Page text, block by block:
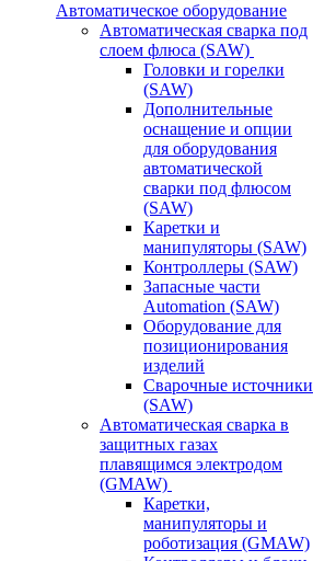
Автоматическое оборудование
Автоматическая сварка под
слоем флюса (SAW)
Головки и горелки
(SAW)
Дополнительные
оснащение и опции
для оборудования
автоматической
сварки под флюсом
(SAW)
Каретки и
манипуляторы (SAW)
Контроллеры (SAW)
Запасные части
Automation (SAW)
Оборудование для
позиционирования
изделий
Сварочные источники
(SAW)
Автоматическая сварка в
защитных газах
плавящимся электродом
(GMAW)
Каретки,
манипуляторы и
роботизация (GMAW)